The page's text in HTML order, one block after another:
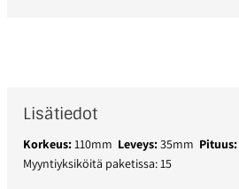
Lisätiedot
Korkeus:110mm Leveys:35mm Pituus:
Myyntiyksiköitä paketissa: 15